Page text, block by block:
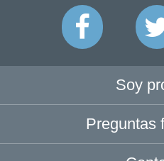
Soy
Preguntas